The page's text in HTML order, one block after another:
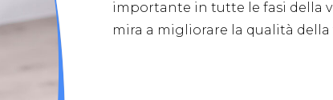
importante in tutte le fasi della
mira a migliorare la qualità della